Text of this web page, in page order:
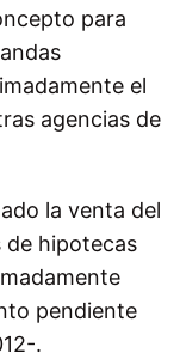
para
el
agencias de
la venta del
de hipotecas
pendiente
.